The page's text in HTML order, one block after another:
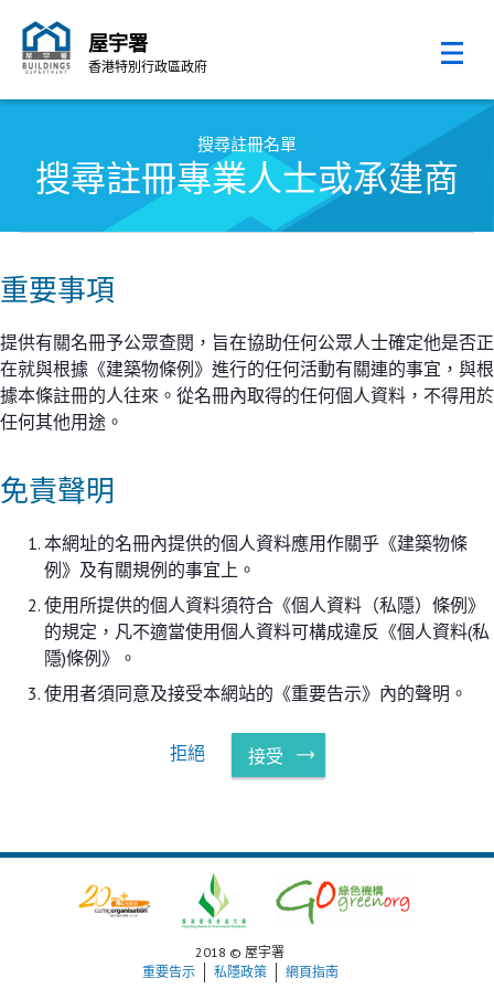
屋宇署
香港特別行政區政府
搜尋註冊名單
搜尋註冊專業人士或承建商
重要事項
提供有關名冊予公眾查閱，旨在協助任何公眾人士確定他是否正
在就與根據《建築物條例》進行的任何活動有關連的事宜，與根
據本條註冊的人往來。從名冊內取得的任何個人資料，不得用於
任何其他用途。
免責聲明
本網址的名冊內提供的個人資料應用作關乎《建築物條
例》及有關規例的事宜上。
使用所提供的個人資料須符合《個人資料（私隱）條例》
的規定，凡不適當使用個人資料可構成違反《個人資料(私
隱)條例》。
使用者須同意及接受本網站的《重要告示》內的聲明。
拒絕 接受
2018 © 屋宇署
重要告示
私隱政策 網頁指南